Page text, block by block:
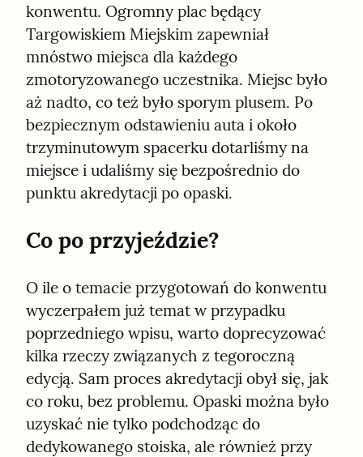
konwentu. Ogromny plac będący
Targowiskiem Miejskim zapewniał
mnóstwo miejsca dla każdego
zmotoryzowanego uczestnika. Miejsc było
aż nadto, co też było sporym plusem. Po
bezpiecznym odstawieniu auta i około
trzyminutowym spacerku dotarliśmy na
miejsce i udaliśmy się bezpośrednio do
punktu akredytacji po opaski.
Co po przyjeździe?
O ile o temacie przygotowań do konwentu
wyczerpałem już temat w przypadku
poprzedniego wpisu, warto doprecyzować
kilka rzeczy związanych z tegoroczną
edycją. Sam proces akredytacji obył się, jak
co roku, bez problemu. Opaski można było
uzyskać nie tylko podchodząc do
dedykowanego stoiska, ale również przy